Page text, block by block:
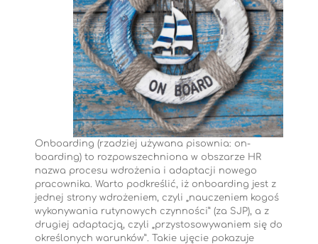
Onboarding (rzadziej używana pisownia: on-
boarding) to rozpowszechniona w obszarze HR
nazwa procesu wdrożenia i adaptacji nowego
pracownika. Warto podkreślić, iż onboarding jest z
jednej strony wdrożeniem, czyli „nauczeniem kogoś
wykonywania rutynowych czynności” (za SJP), a z
drugiej adaptacją, czyli „przystosowywaniem się do
określonych warunków”. Takie ujęcie pokazuje